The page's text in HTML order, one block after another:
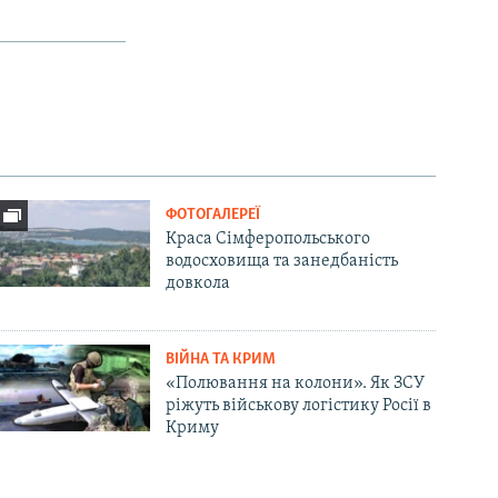
ФОТОГАЛЕРЕЇ
Краса Сімферопольського
водосховища та занедбаність
довкола
ВІЙНА ТА КРИМ
«Полювання на колони». Як ЗСУ
ріжуть військову логістику Росії в
Криму